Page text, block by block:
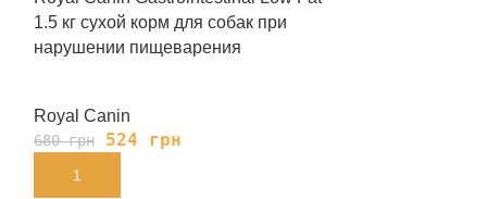
1.5 кг сухой корм для собак при
нарушении пищеварения
Royal Canin
680грн 524 грн
В КОРЗИНУ